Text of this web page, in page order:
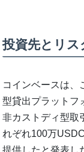
投資先とリス
コインベースは、
型貸出プラットフ
非カストディ型取
れぞれ100万
提供したと発表し